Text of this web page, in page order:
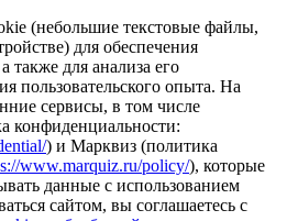
(небольшие текстовые файлы,
для обеспечения
также для анализа его
пользовательского опыта. На
сервисы, в том числе
конфиденциальности:
) и Марквиз (политика
www.marquiz.ru/policy/), которые
данные с использованием
сайтом, вы соглашаетесь с